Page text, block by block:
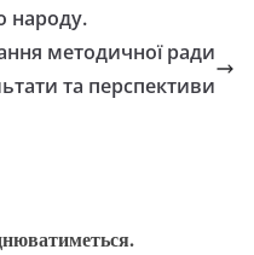
народу.
методичної ради
та перспективи